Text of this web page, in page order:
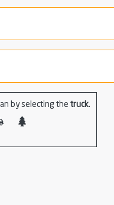
by selecting the truck.